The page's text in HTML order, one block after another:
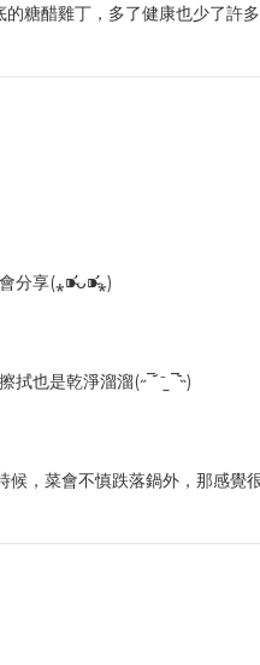
糖醋雞丁，多了健康也少了許
分享(⁎⁍̴̛ᴗ⁍̴̛⁎)
也是乾淨溜溜(˶‾᷄ ⁻̫ ‾᷅˵)
，菜會不慎跌落鍋外，那感覺